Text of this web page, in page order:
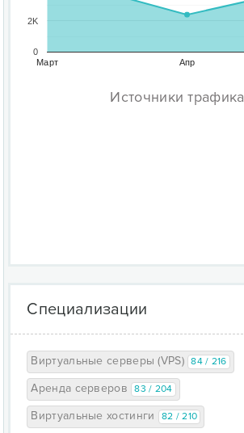
Март Апр
0
2K
Источники трафика
Специализации
Виртуальные серверы (VPS) 84 / 216
Аренда серверов 83 / 204
Виртуальные хостинги 82 / 210